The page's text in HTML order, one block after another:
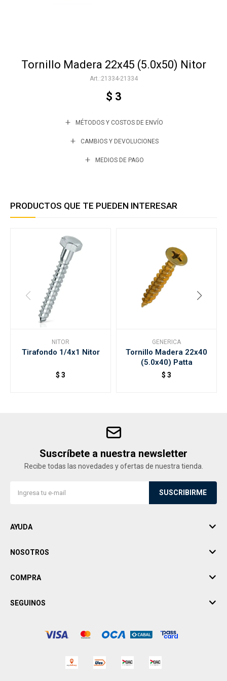
Tornillo Madera 22x45 (5.0x50) Nitor
21334-21334
$ 3
MÉTODOS Y COSTOS DE ENVÍO
CAMBIOS Y DEVOLUCIONES
MEDIOS DE PAGO
PRODUCTOS QUE TE PUEDEN INTERESAR
NITOR
Tirafondo 1/4x1 Nitor
$ 3
GENERICA
Tornillo Madera 22x40
(5.0x40) Patta
$ 3
Suscríbete a nuestra newsletter
Recibe todas las novedades y ofertas de nuestra tienda.
SUSCRIBIRME
AYUDA
NOSOTROS
COMPRA
SEGUINOS
Varios